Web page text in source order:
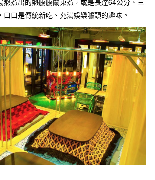
口口是傳統新吃、充滿娛樂噱頭的趣味。